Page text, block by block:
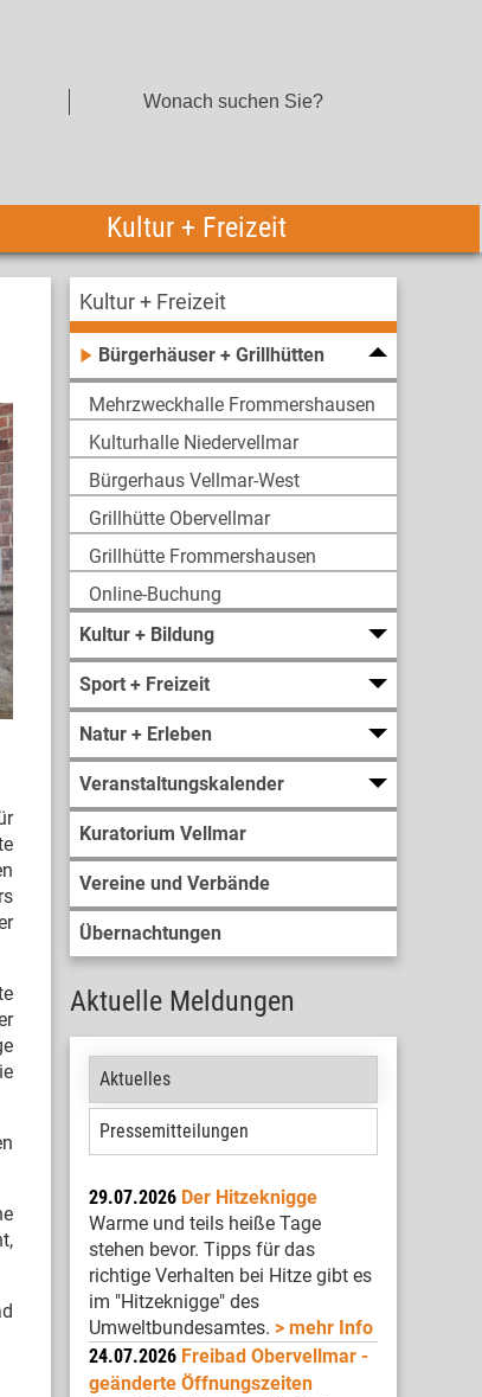
Kultur + Freizeit
Kultur + Freizeit
Bürgerhäuser + Grillhütten
Mehrzweckhalle Frommershausen
Kulturhalle Niedervellmar
Bürgerhaus Vellmar-West
Grillhütte Obervellmar
Grillhütte Frommershausen
Online-Buchung
Kultur + Bildung
Sport + Freizeit
Natur + Erleben
Veranstaltungskalender
Kuratorium Vellmar
Vereine und Verbände
Übernachtungen
Aktuelle Meldungen
Aktuelles
Pressemitteilungen
29.07.2026 Der Hitzeknigge
Warme und teils heiße Tage
stehen bevor. Tipps für das
richtige Verhalten bei Hitze gibt es
im "Hitzeknigge" des
Umweltbundesamtes.
mehr Info
24.07.2026 Freibad Obervellmar -
geänderte Öffnungszeiten